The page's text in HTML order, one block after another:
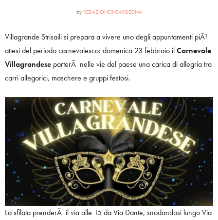
by REDAZIONEINSARDEGNA
Villagrande Strisaili si prepara a vivere uno degli appuntamenti piÃ¹
attesi del periodo carnevalesco: domenica 23 febbraio ilCarnevale
Villagrandese porterÃ nelle vie del paese una carica di allegria tra
carri allegorici, maschere e gruppi festosi.
La sfilata prenderÃ il via alle 15 da Via Dante, snodandosi lungo Via